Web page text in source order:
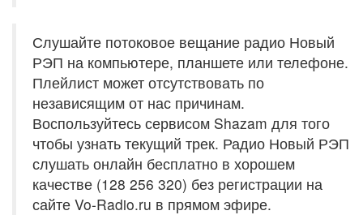
Слушайте потоковое вещание радио Новый
РЭП на компьютере, планшете или телефоне.
Плейлист может отсутствовать по
независящим от нас причинам.
Воспользуйтесь сервисом Shazam для того
чтобы узнать текущий трек. Радио Новый РЭП
слушать онлайн бесплатно в хорошем
качестве (128 256 320) без регистрации на
сайте Vo-Radio.ru в прямом эфире.